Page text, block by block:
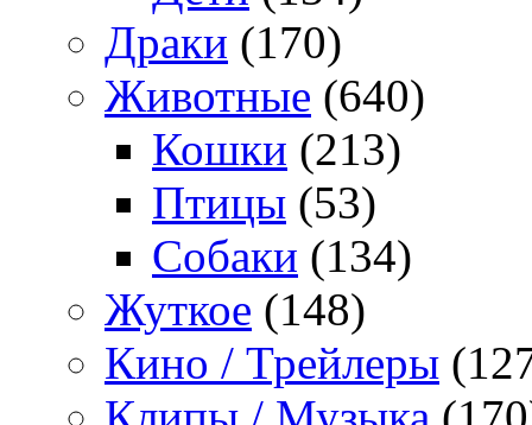
Драки (170)
Животные (640)
Кошки (213)
Птицы (53)
Собаки (134)
Жуткое (148)
Кино / Трейлеры